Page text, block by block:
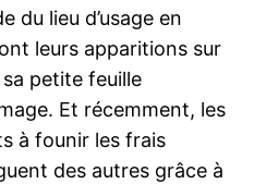
du lieu d’usage en
leurs apparitions sur
sa petite feuille
Et récemment, les
à founir les frais
des autres grâce à